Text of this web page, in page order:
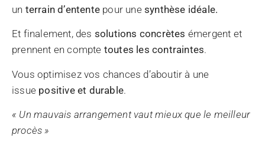
un terrain d’entente pour unesynthèse idéale.
Et finalement, des solutions concrètes émergent et
prennent en compte toutes les contraintes.
Vous optimisez vos chances d’aboutir à une
issue positive et durable.
« Un mauvais arrangement vaut mieux que le meilleur
procès »